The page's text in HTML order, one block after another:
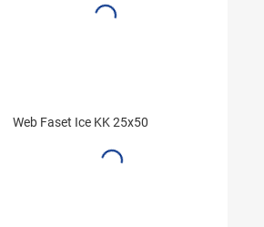
Web Faset Ice KK 25x50